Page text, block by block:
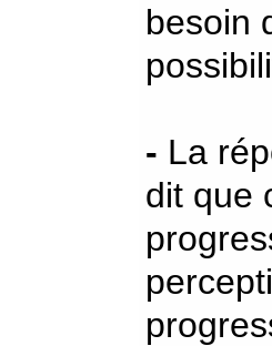
besoin
- La
dit que